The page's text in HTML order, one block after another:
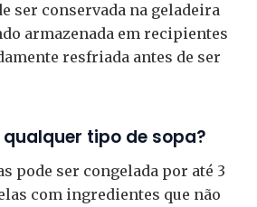
ser conservada na geladeira
armazenada em recipientes
resfriada antes de ser
tipo de sopa?
pode ser congelada por até 3
com ingredientes que não